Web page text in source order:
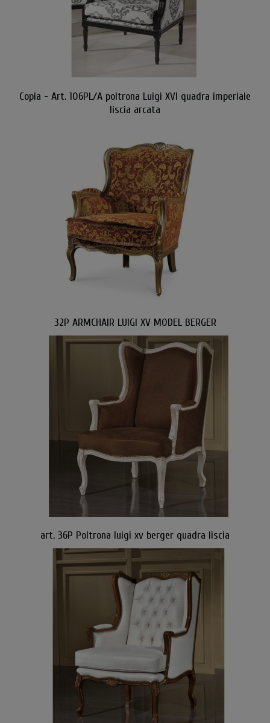
Copia - Art. 106PL/A poltrona Luigi XVI quadra imperiale
liscia arcata
32P ARMCHAIR LUIGI XV MODEL BERGER
art. 36P Poltrona luigi xv berger quadra liscia